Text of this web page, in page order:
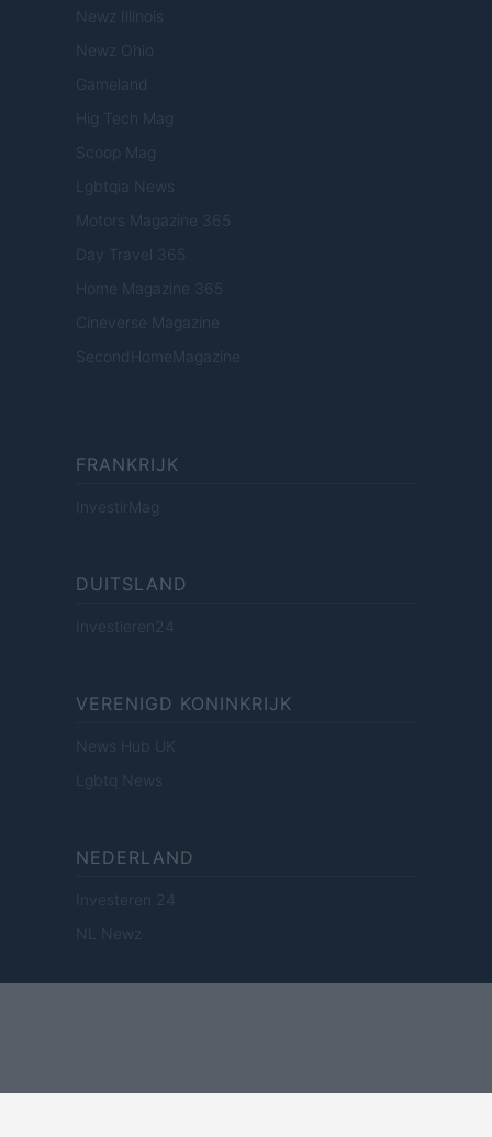
Newz Illinois
Newz Ohio
Gameland
Hig Tech Mag
Scoop Mag
Lgbtqia News
Motors Magazine 365
Day Travel 365
Home Magazine 365
Cineverse Magazine
SecondHomeMagazine
FRANKRIJK
InvestirMag
DUITSLAND
Investieren24
VERENIGD KONINKRIJK
News Hub UK
Lgbtq News
NEDERLAND
Investeren 24
NL Newz